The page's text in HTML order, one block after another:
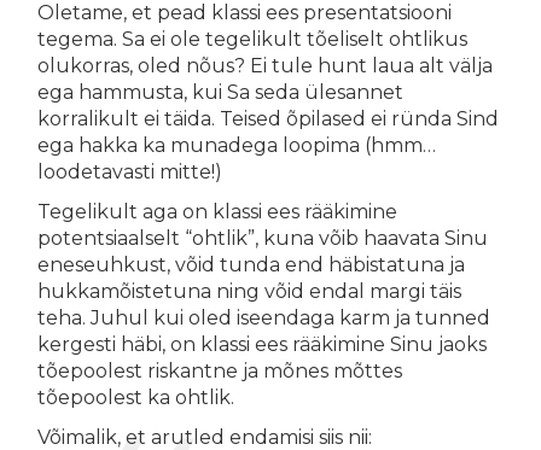
Oletame, et pead klassi ees presentatsiooni
tegema. Sa ei ole tegelikult tõeliselt ohtlikus
olukorras, oled nõus? Ei tule hunt laua alt välja
ega hammusta, kui Sa seda ülesannet
korralikult ei täida. Teised õpilased ei ründa Sind
ega hakka ka munadega loopima (hmm…
loodetavasti mitte!)
Tegelikult aga on klassi ees rääkimine
potentsiaalselt “ohtlik”, kuna võib haavata Sinu
eneseuhkust, võid tunda end häbistatuna ja
hukkamõistetuna ning võid endal margi täis
teha. Juhul kui oled iseendaga karm ja tunned
kergesti häbi, on klassi ees rääkimine Sinu jaoks
tõepoolest riskantne ja mõnes mõttes
tõepoolest ka ohtlik.
Võimalik, et arutled endamisi siis nii: